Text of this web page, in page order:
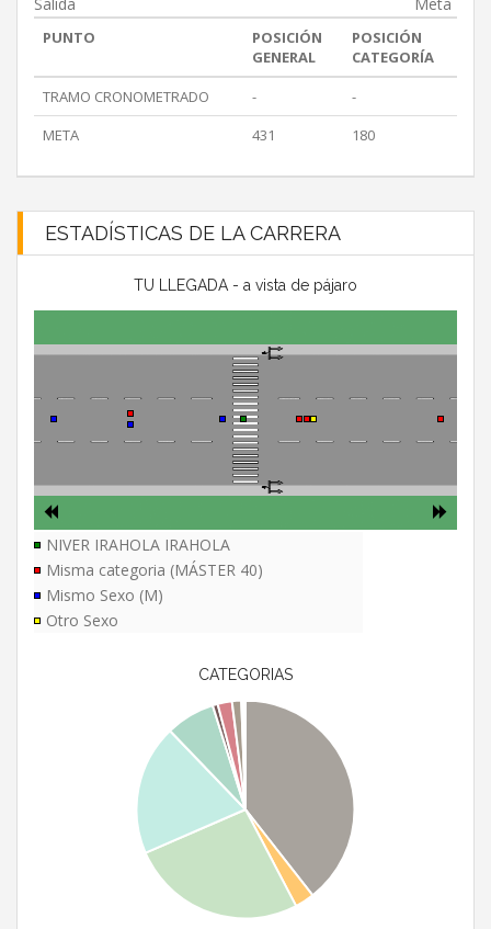
Salida Meta
PUNTO
POSICIÓN
GENERAL
POSICIÓN
CATEGORÍA
TRAMO CRONOMETRADO
-
-
META
431 180
ESTADÍSTICAS DE LA CARRERA
TU LLEGADA - a vista de pájaro
NIVER IRAHOLA IRAHOLA
Misma categoria (MÁSTER 40)
Mismo Sexo (M)
Otro Sexo
CATEGORIAS